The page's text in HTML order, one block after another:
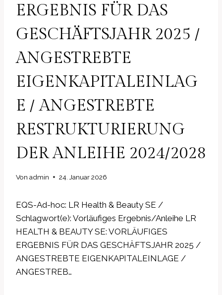
ERGEBNIS FÜR DAS
GESCHÄFTSJAHR 2025 /
ANGESTREBTE
EIGENKAPITALEINLAG
E / ANGESTREBTE
RESTRUKTURIERUNG
DER ANLEIHE 2024/2028
Von admin 24. Januar 2026
EQS-Ad-hoc: LR Health & Beauty SE /
Schlagwort(e): Vorläufiges Ergebnis/Anleihe LR
HEALTH & BEAUTY SE: VORLÄUFIGES
ERGEBNIS FÜR DAS GESCHÄFTSJAHR 2025 /
ANGESTREBTE EIGENKAPITALEINLAGE /
ANGESTREB…